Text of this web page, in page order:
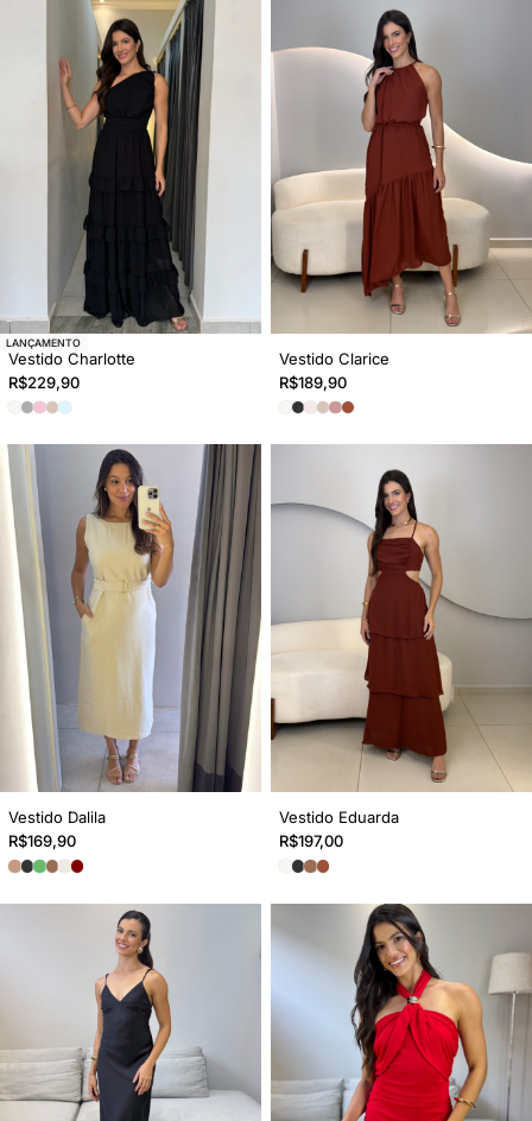
ESGOTADO
LANÇAMENTO
Vestido Charlotte
R$229,90
Vestido Clarice
R$189,90
Vestido Dalila
R$169,90
Vestido Eduarda
R$197,00